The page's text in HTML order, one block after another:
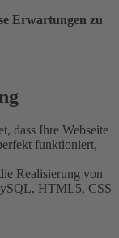
Erwartungen zu
dass Ihre Webseite
funktioniert,
Realisierung von
HTML5, CSS